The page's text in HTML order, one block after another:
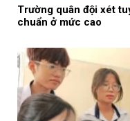
Trường quân đội xét
chuẩn ở mức cao